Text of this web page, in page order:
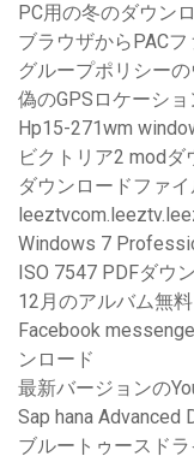
PC用の冬のダウン
ブラウザからPAC
グループポリシー
偽のGPSロケーシ
Hp15-271wm
ビクトリア2 mod
ダウンロードファ
Windows 7
ISO 7547 PDFダウ
12月のアルバム無
Facebook
ンロード
最新バージョンの
Sap hana Advanced
ブルートゥースド